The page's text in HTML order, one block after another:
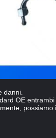
danni.
OE entrambi